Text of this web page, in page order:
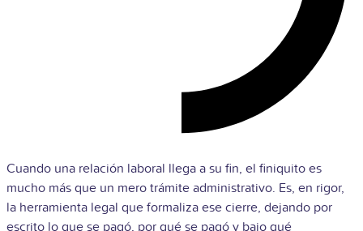
Cuando una relación laboral llega a su fin, el finiquito es
mucho más que un mero trámite administrativo. Es, en rigor,
la herramienta legal que formaliza ese cierre, dejando por
escrito lo que se pagó, por qué se pagó y bajo qué